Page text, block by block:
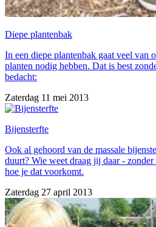
Diepe plantenbak
In een diepe plantenbak gaat veel van
planten nodig hebben. Dat is best
bedacht:
Zaterdag 11 mei 2013
Bijensterfte
Ook al gehoord van de massale
duurt? Wie weet draag jij daar -
hoe je dat voorkomt.
Zaterdag 27 april 2013